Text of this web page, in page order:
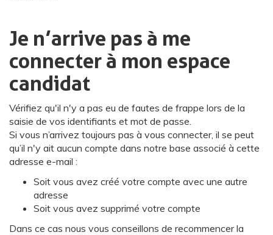
Je n’arrive pas à me
connecter à mon espace
candidat
Vérifiez qu'il n'y a pas eu de fautes de frappe lors de la
saisie de vos identifiants et mot de passe.
Si vous n’arrivez toujours pas à vous connecter, il se peut
qu’il n'y ait aucun compte dans notre base associé à cette
adresse e-mail :
Soit vous avez créé votre compte avec une autre
adresse
Soit vous avez supprimé votre compte
Dans ce cas nous vous conseillons de recommencer la